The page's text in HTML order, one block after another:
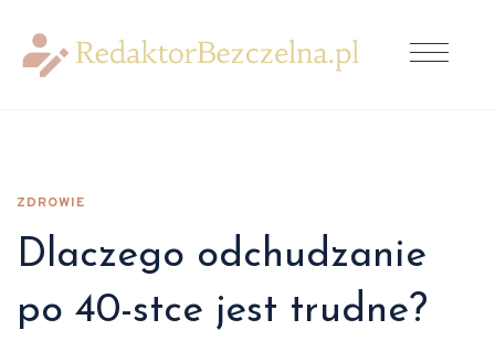
ZDROWIE
Dlaczego odchudzanie
po 40-stce jest trudne?